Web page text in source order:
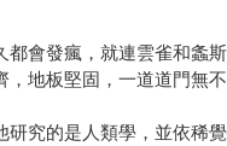
都會發瘋，就連雲雀和螽
地板堅固，一道道門無
研究的是人類學，並依稀